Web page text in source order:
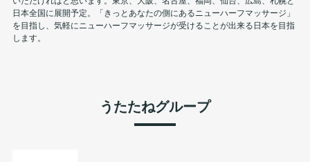
日本全国に展開予定。「きっとあなたの側にあるニューハーフマッサージ」
を目指し、気軽にニューハーフマッサージが受けることが出来る日本を目指
します。
うたたねグループ